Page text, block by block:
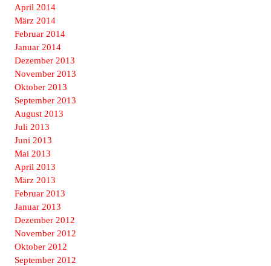
April 2014
März 2014
Februar 2014
Januar 2014
Dezember 2013
November 2013
Oktober 2013
September 2013
August 2013
Juli 2013
Juni 2013
Mai 2013
April 2013
März 2013
Februar 2013
Januar 2013
Dezember 2012
November 2012
Oktober 2012
September 2012